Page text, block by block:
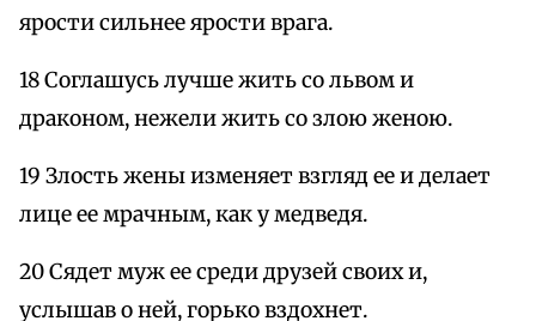
ярости сильнее ярости врага.
18 Соглашусь лучше жить со львом и
драконом, нежели жить со злою женою.
19 Злость жены изменяет взгляд ее и делает
лице ее мрачным, как у медведя.
20 Сядет муж ее среди друзей своих и,
услышав о ней, горько вздохнет.